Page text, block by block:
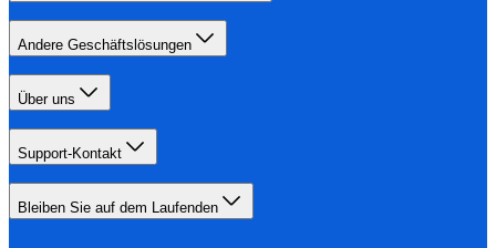
Andere Geschäftslösungen
Über uns
Support-Kontakt
Bleiben Sie auf dem Laufenden